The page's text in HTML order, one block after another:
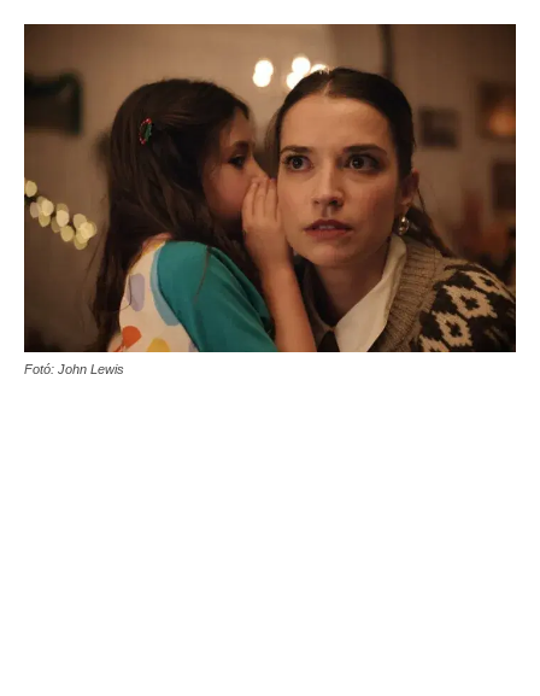
Fotó: John Lewis